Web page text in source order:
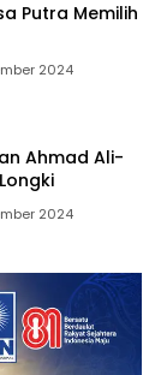
Putra Memilih
2024
Ahmad Ali-
2024